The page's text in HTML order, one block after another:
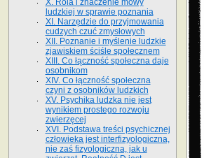
X. Rola i znaczenie mowy
ludzkiej w sprawie poznania
XI. Narzędzie do przyjmowania
cudzych czuć zmysłowych
XII. Poznanie i myślenie ludzkie
zjawiskiem ściśle społecznem
XIII. Co łączność społeczna daje
osobnikom
XIV. Co łączność społeczna
czyni z osobników ludzkich
XV. Psychika ludzka nie jest
wynikiem prostego rozwoju
zwierzęcej
XVI. Podstawa treści psychicznej
człowieka jest interfizyologiczna,
nie zaś fizyologiczna, jak u